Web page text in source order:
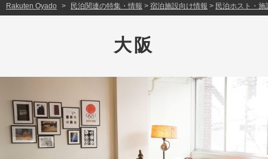
Rakuten Oyado 民泊関連の特集・情報 > 宿泊施設向け情報 > 民泊ホスト・
大阪